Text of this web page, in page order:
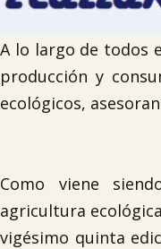
A lo largo de todos
producción y
ecológicos,
Como viene
agricultura
vigésimo quinta